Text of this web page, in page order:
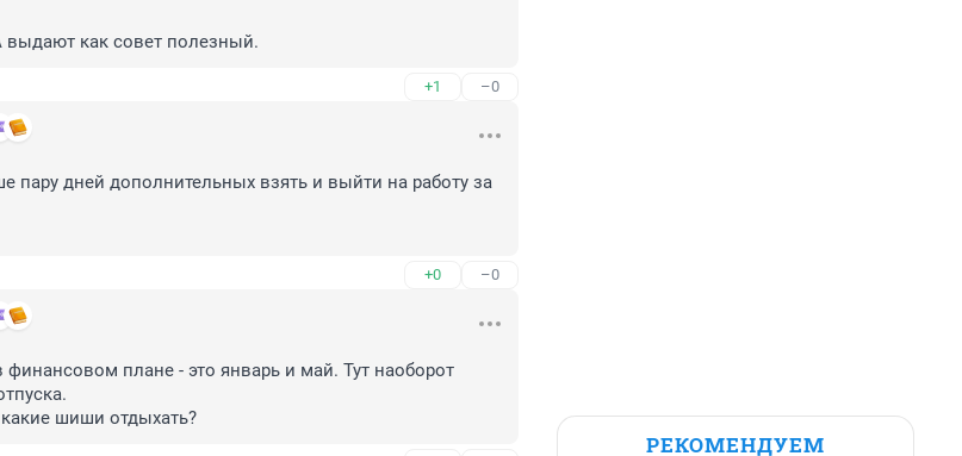
выдают как совет полезный.
+1 –0
пару дней дополнительных взять и выйти на работу за
+0 –0
плане - это январь и май. Тут наоборот
шиши отдыхать?
РЕКОМЕНДУЕМ